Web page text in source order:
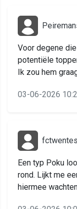
Voor degene
potentiële
Ik zou hem
03-06-2026
Een typ Poku
rond. Lijkt me
hiermee